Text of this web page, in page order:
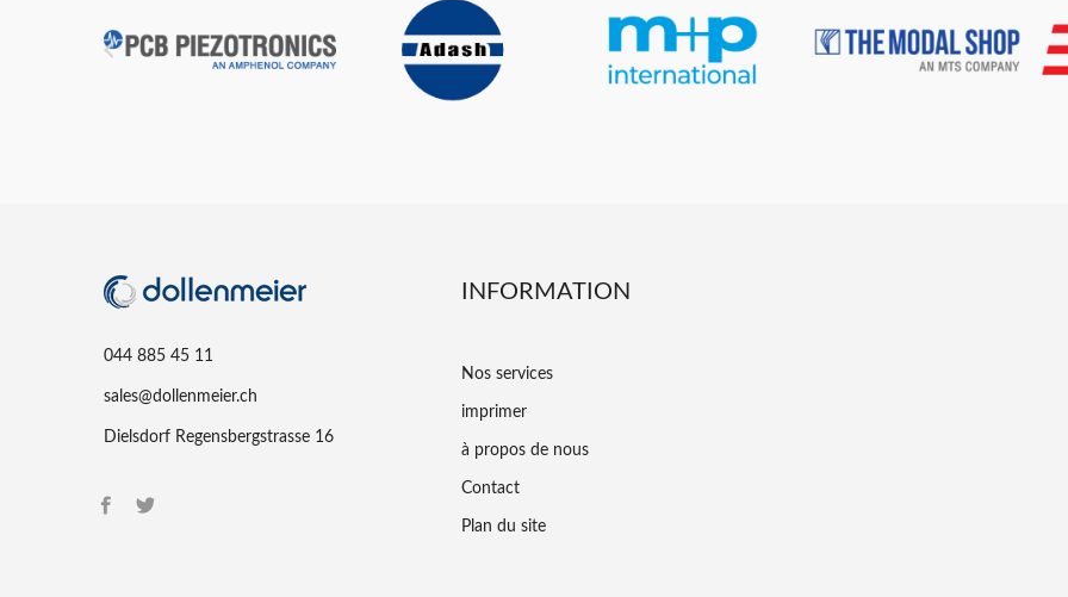

044 885 45 11
sales@dollenmeier.ch
Dielsdorf Regensbergstrasse 16
INFORMATION
Nos services
imprimer
à propos de nous
Contact
Plan du site